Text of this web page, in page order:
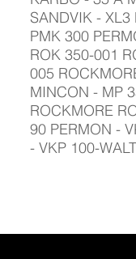
SANDVIK -
PMK 300
ROK 350-001
005
MINCON - MP
ROCKMORE
90 PERMON -
- VKP 100-